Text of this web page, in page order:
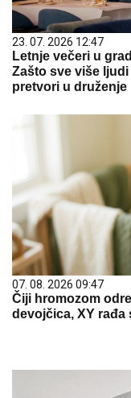
23. 07. 2026 12:47
Letnje večeri u
Zašto sve više
pretvori u druženje
07. 08. 2026 09:47
Čiji hromozom
devojčica, XY rađa